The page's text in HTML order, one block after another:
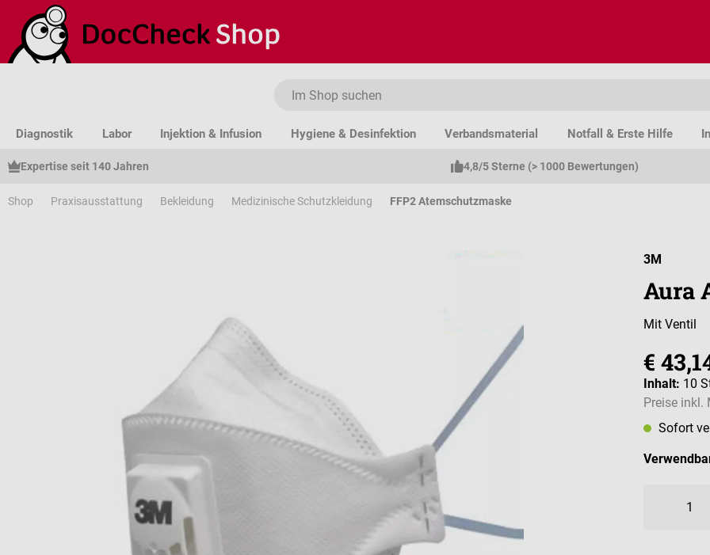
Hauptinhalt springen
Zur Suche springen
Zur Hauptnavigation springen
Diagnostik Labor Injektion & Infusion Hygiene & Desinfektion Verbandsmaterial Notfall & Erste Hilfe
Expertise seit 140 Jahren 4,8/5 Sterne (> 1000 Bewertungen)
Shop Praxisausstattung Bekleidung Medizinische Schutzkleidung FFP2 Atemschutzmaske
3M
Aura
Mit Ventil
€
Inhalt: 10
Preise inkl.
Sofort